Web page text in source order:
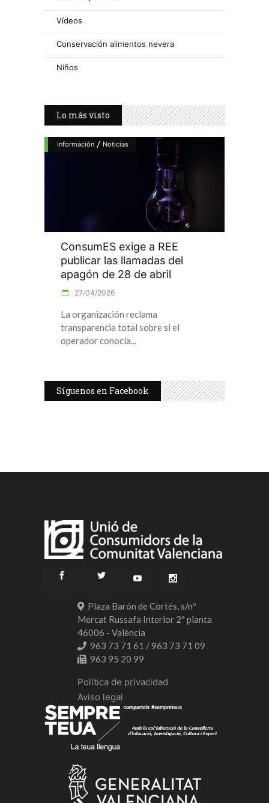
Vídeos
Conservación alimentos nevera
Niños
Lo más visto
Información / Noticias
ConsumES exige a REE
publicar las llamadas del
apagón de 28 de abril
27/04/2026
La organización reclama
transparencia total sobre si el
operador conocía
Síguenos en Facebook
Plaza Barón de Cortés, s/nº
Mercat Russafa Interior 2ª planta
46006 - València
963 73 71 61 / 963 73 71 09
963 95 20 99
Política de privacidad
Aviso legal